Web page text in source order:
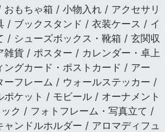
もちゃ箱 / 小物入れ / アクセサリ
/ ブックスタンド / 衣装ケース / イ
/ シューズボックス・靴箱 / 玄関収
貨 / ポスター / カレンダー・卓上
グカード・ポストカード / アー
ーフレーム / ウォールステッカー /
ポケット / モビール / オーナメント
ク / フォトフレーム・写真立て /
ンドルホルダー / アロマディフュ